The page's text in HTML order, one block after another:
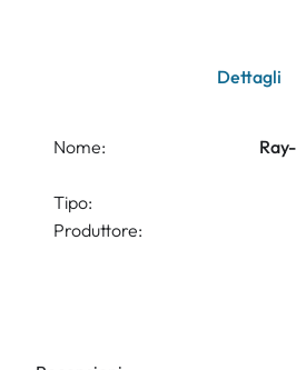
Dettagli
Nome:
Tipo:
Produttore: